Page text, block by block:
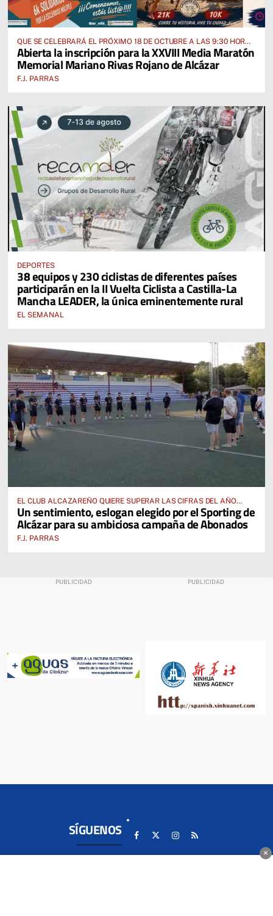
QUE SE CELEBRARÁ EL PRÓXIMO 18 DE OCTUBRE A LAS 9:30 HORAS
DESDE EL PABELLÓN VICENTE PANIAGUA
Abierta la inscripción para la XXVIII Media Maratón
Memorial Mariano Rivas Rojano de Alcázar
F.J. PARRAS
DEPORTES
38 equipos y 230 ciclistas de diferentes países
participarán en la II Vuelta Ciclista a Castilla-La
Mancha LEADER, la única eminentemente rural
EL SEMANAL
EL CLUB ALCAZAREÑO QUIERE SUPERAR LAS CIFRAS DEL AÑO
PASADO E INCLUSO DUPLICARLAS
Un sentimiento, eslogan elegido por el Sporting de
Alcázar para su ambiciosa campaña de Abonados
F.J. PARRAS
SÍGUENOS
×